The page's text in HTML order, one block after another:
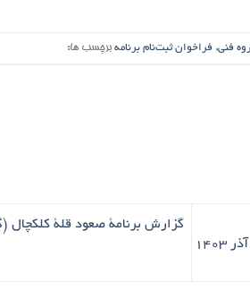
فنی, فراخوان ثبت‌نام برنامه برچسب ها:
گزارش برنامۀ صعود قلۀ کلکچال